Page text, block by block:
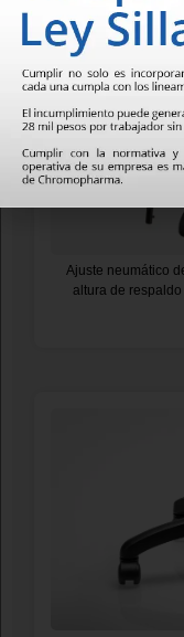
Ajuste neumático
altura de